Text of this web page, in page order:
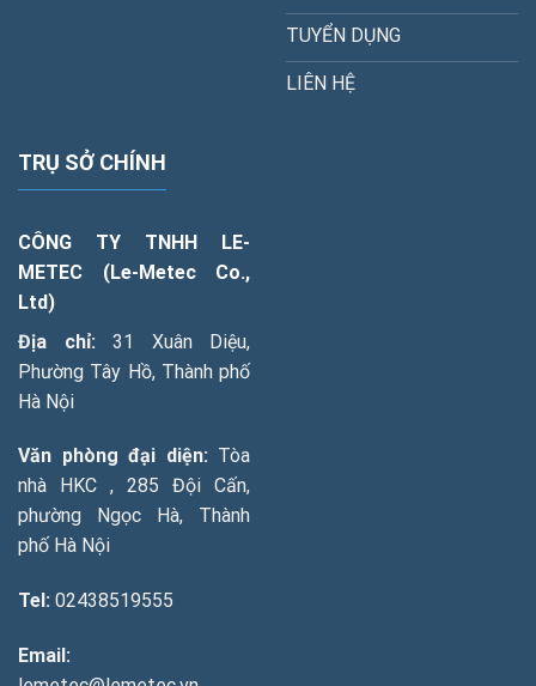
TUYỂN DỤNG
LIÊN HỆ
TRỤ SỞ CHÍNH
CÔNG TY TNHH LE-
METEC (Le-Metec Co.,
Ltd)
Địa chỉ:
31 Xuân Diệu,
Phường Tây Hồ, Thành phố
Hà Nội
Văn phòng đại diện: Tòa
nhà HKC , 285 Đội Cấn,
phường Ngọc Hà, Thành
phố Hà Nội
Tel: 02438519555
Email: